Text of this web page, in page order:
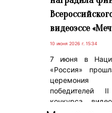
видеоэссе
10 июня 2026 г. 15:34
7 июня в
«Россия»
церемония
победителей II
конкурса